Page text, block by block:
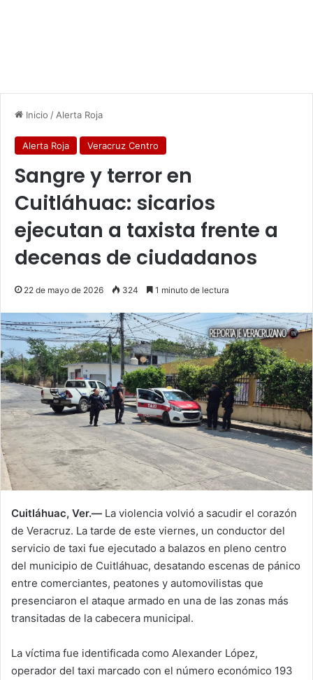
Inicio / Alerta Roja
Alerta Roja Veracruz Centro
Sangre y terror en
Cuitláhuac: sicarios
ejecutan a taxista frente a
decenas de ciudadanos
22 de mayo de 2026 324 1 minuto de lectura
Cuitláhuac, Ver.— La violencia volvió a sacudir el corazón
de Veracruz. La tarde de este viernes, un conductor del
servicio de taxi fue ejecutado a balazos en pleno centro
del municipio de Cuitláhuac, desatando escenas de pánico
entre comerciantes, peatones y automovilistas que
presenciaron el ataque armado en una de las zonas más
transitadas de la cabecera municipal.
La víctima fue identificada como Alexander López,
operador del taxi marcado con el número económico 193